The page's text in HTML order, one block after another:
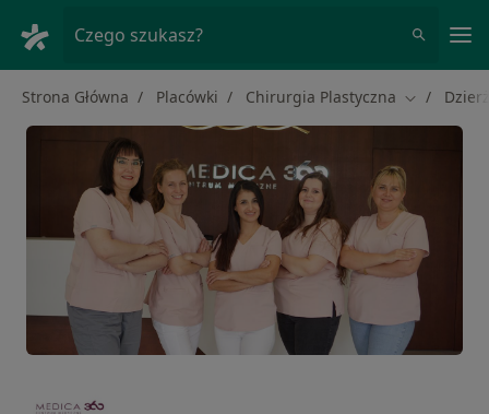
Czego szukasz?
Strona Główna Placówki Chirurgia Plastyczna Zmień